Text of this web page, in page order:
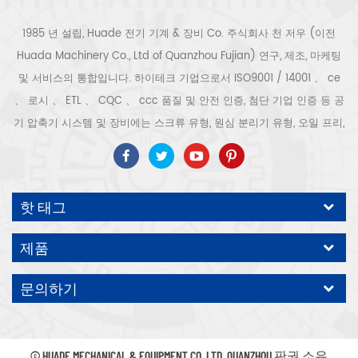
1985 년 설립, Huade 전기 기계 & 장비 Co. 주식회사 천 저우 (이전
Huada Machinery Co., Ltd of Quanzhou Fujian) 연구, 제조, 마케팅
및 서비스의 통합입니다. 하이테크 기업으로서 ISO9001 / 14001 、 ce
、 로시 、 ETL 、 CQC 、 ccc 품질 및 안전 인증, 첨단 기업 인증 등 공
기 압축기 시스템 및 장비에는 스크류 유형, 원심 분리기 유형, 오일 프리,
스크롤 유형, 피스톤 유형, 건조기, 필터, 배수기, 완전한 공기 압축기 생산
라인 등이 포함됩니다. 보다 300 가지 유형의 공기 압축기 산업 전문가
우리 회사는 보다 30 년 경력 from 압력 용기, 전기 모터, 정밀 부품 가공
및 장비에 대한 최고의 부품 주조 조립. 또한 우리 회사는 영구 자석 서보
모터의 자체 핵심 프로세스를 개발하고 관련 기술 특허를 획득하여 국가
에너지 절약 및 환경 보호 기술 발전에 기여했습니다. 우리 자신의 브랜
드 공기 압축기를 기대하십시오, ODM / OEM 수락입니다.
핫 태그
제품
문의하기